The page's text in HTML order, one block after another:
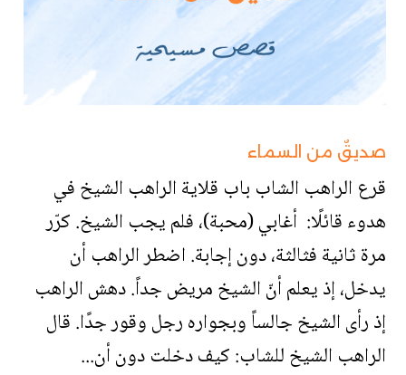
صديقٌ من السماء
قرع الراهب الشاب باب قلاية الراهب الشيخ في
هدوء قائلًا: أغابي (محبة)، فلم يجب الشيخ. كرّر
مرة ثانية فثالثة، دون إجابة. اضطر الراهب أن
يدخل، إذ يعلم أنّ الشيخ مريض جداً. دهش الراهب
إذ رأى الشيخ جالساً وبجواره رجل وقور جدًا. قال
الراهب الشيخ للشاب: كيف دخلت دون أن...